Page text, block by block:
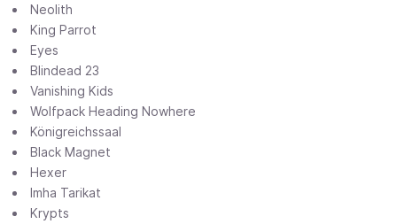
Neolith
King Parrot
Eyes
Blindead 23
Vanishing Kids
Wolfpack Heading Nowhere
Königreichssaal
Black Magnet
Hexer
Imha Tarikat
Krypts